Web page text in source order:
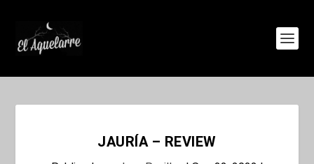
JAURÍA – REVIEW